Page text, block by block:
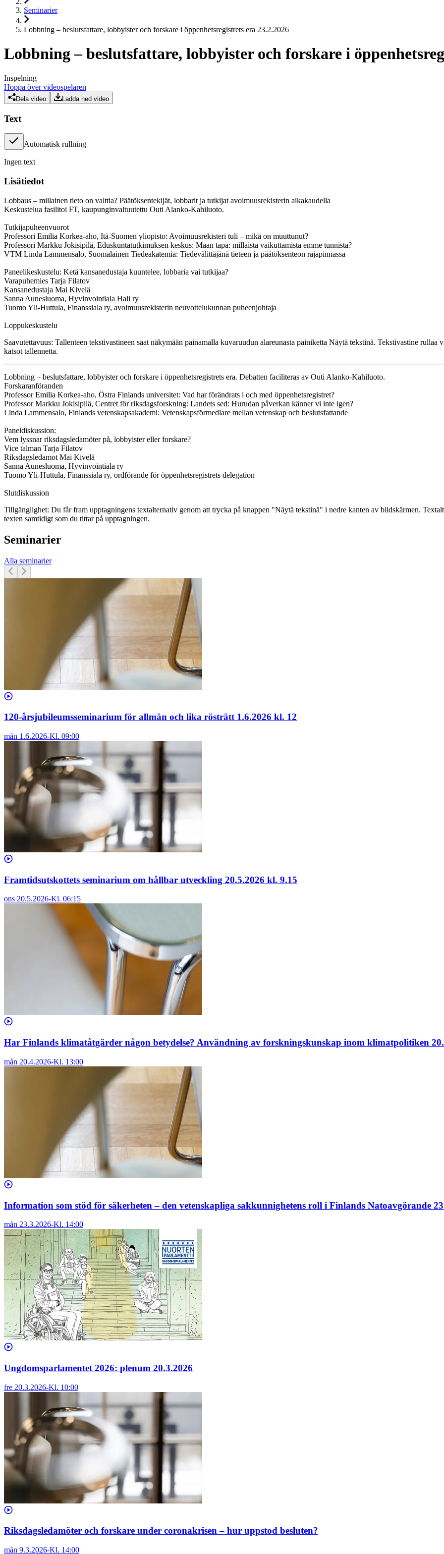
Seminarier
Lobbning – beslutsfattare, lobbyister och forskare i öppenhetsregistrets era 23.2.2026
Lobbning – beslutsfattare, lobbyister och forskare i
Inspelning
Hoppa över videospelaren
Dela video Ladda ned video
Text
Automatisk rullning
Ingen text
Lisätiedot
Lobbaus – millainen tieto on valttia? Päätöksentekijät, lobbarit ja tutkijat avoimuusrekisterin aikakaudella
Keskustelua fasilitoi FT, kaupunginvaltuutettu Outi Alanko-Kahiluoto.
Tutkijapuheenvuorot
Professori Emilia Korkea-aho, Itä-Suomen yliopisto: Avoimuusrekisteri tuli – mikä on muuttunut?
Professori Markku Jokisipilä, Eduskuntatutkimuksen keskus: Maan tapa: millaista vaikuttamista emme tunnista?
VTM Linda Lammensalo, Suomalainen Tiedeakatemia: Tiedevälittäjänä tieteen ja päätöksenteon rajapinnassa
Paneelikeskustelu: Ketä kansanedustaja kuuntelee, lobbaria vai tutkijaa?
Varapuhemies Tarja Filatov
Kansanedustaja Mai Kivelä
Sanna Aunesluoma, Hyvinvointiala Hali ry
Tuomo Yli-Huttula, Finanssiala ry, avoimuusrekisterin neuvottelukunnan puheenjohtaja
Loppukeskustelu
Saavutettavuus: Tallenteen tekstivastineen saat näkymään painamalla kuvaruudun alareunasta painiketta Näytä tekstinä. Tekstivastine
katsot tallennetta.
Lobbning – beslutsfattare, lobbyister och forskare i öppenhetsregistrets era. Debatten faciliteras av Outi Alanko-Kahiluoto.
Forskaranföranden
Professor Emilia Korkea-aho, Östra Finlands universitet: Vad har förändrats i och med öppenhetsregistret?
Professor Markku Jokisipilä, Centret för riksdagsforskning: Landets sed: Hurudan påverkan känner vi inte igen?
Linda Lammensalo, Finlands vetenskapsakademi: Vetenskapsförmedlare mellan vetenskap och beslutsfattande
Paneldiskussion:
Vem lyssnar riksdagsledamöter på, lobbyister eller forskare?
Vice talman Tarja Filatov
Riksdagsledamot Mai Kivelä
Sanna Aunesluoma, Hyvinvointiala ry
Tuomo Yli-Huttula, Finanssiala ry, ordförande för öppenhetsregistrets delegation
Slutdiskussion
Tillgänglighet: Du får fram upptagningens textalternativ genom att trycka på knappen "Näytä tekstinä" i nedre kanten av bildskärmen.
texten samtidigt som du tittar på upptagningen.
Seminarier
Alla seminarier
120-årsjubileumsseminarium för allmän och lika rösträtt 1.6.2026 kl. 12
mån 1.6.2026-Kl. 09:00
Framtidsutskottets seminarium om hållbar utveckling 20.5.2026 kl. 9.15
ons 20.5.2026-Kl. 06:15
Har Finlands klimatåtgärder någon betydelse? Användning av forskningskunskap inom klimatpolitiken
mån 20.4.2026-Kl. 13:00
Information som stöd för säkerheten – den vetenskapliga sakkunnighetens roll i Finlands Natoavgörande
mån 23.3.2026-Kl. 14:00
Ungdomsparlamentet 2026: plenum 20.3.2026
fre 20.3.2026-Kl. 10:00
Riksdagsledamöter och forskare under coronakrisen – hur uppstod besluten?
mån 9.3.2026-Kl. 14:00